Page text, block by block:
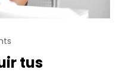
tus